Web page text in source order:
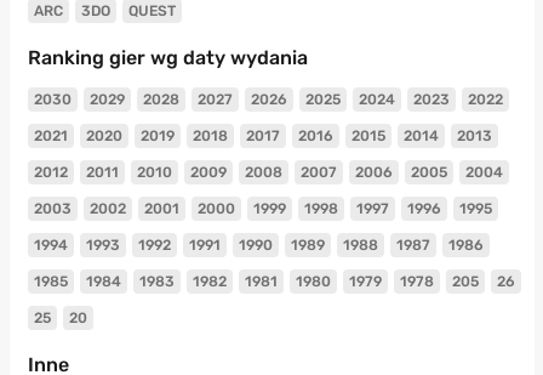
ARC 3DO QUEST
Ranking gier wg daty wydania
2030 2029 2028 2027 2026 2025 2024 2023 2022
2021 2020 2019 2018 2017 2016 2015 2014 2013
2012 2011 2010 2009 2008 2007 2006 2005 2004
2003 2002 2001 2000 1999 1998 1997 1996 1995
1994 1993 1992 1991 1990 1989 1988 1987 1986
1985 1984 1983 1982 1981 1980 1979 1978 205 26
25 20
Inne